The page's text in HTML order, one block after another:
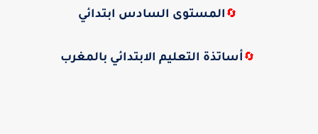
🔄 المستوى السادس ابتدائي
🔄 أساتذة التعليم الابتدائي بالمغرب